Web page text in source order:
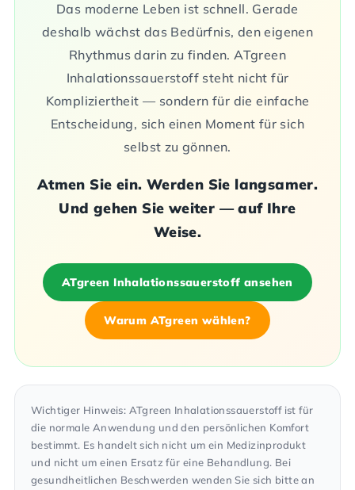
Das moderne Leben ist schnell. Gerade
deshalb wächst das Bedürfnis, den eigenen
Rhythmus darin zu finden. ATgreen
Inhalationssauerstoff steht nicht für
Kompliziertheit — sondern für die einfache
Entscheidung, sich einen Moment für sich
selbst zu gönnen.
Atmen Sie ein. Werden Sie langsamer.
Und gehen Sie weiter — auf Ihre
Weise.
ATgreen Inhalationssauerstoff ansehen
Warum ATgreen wählen?
Wichtiger Hinweis: ATgreen Inhalationssauerstoff ist für
die normale Anwendung und den persönlichen Komfort
bestimmt. Es handelt sich nicht um ein Medizinprodukt
und nicht um einen Ersatz für eine Behandlung. Bei
gesundheitlichen Beschwerden wenden Sie sich bitte an